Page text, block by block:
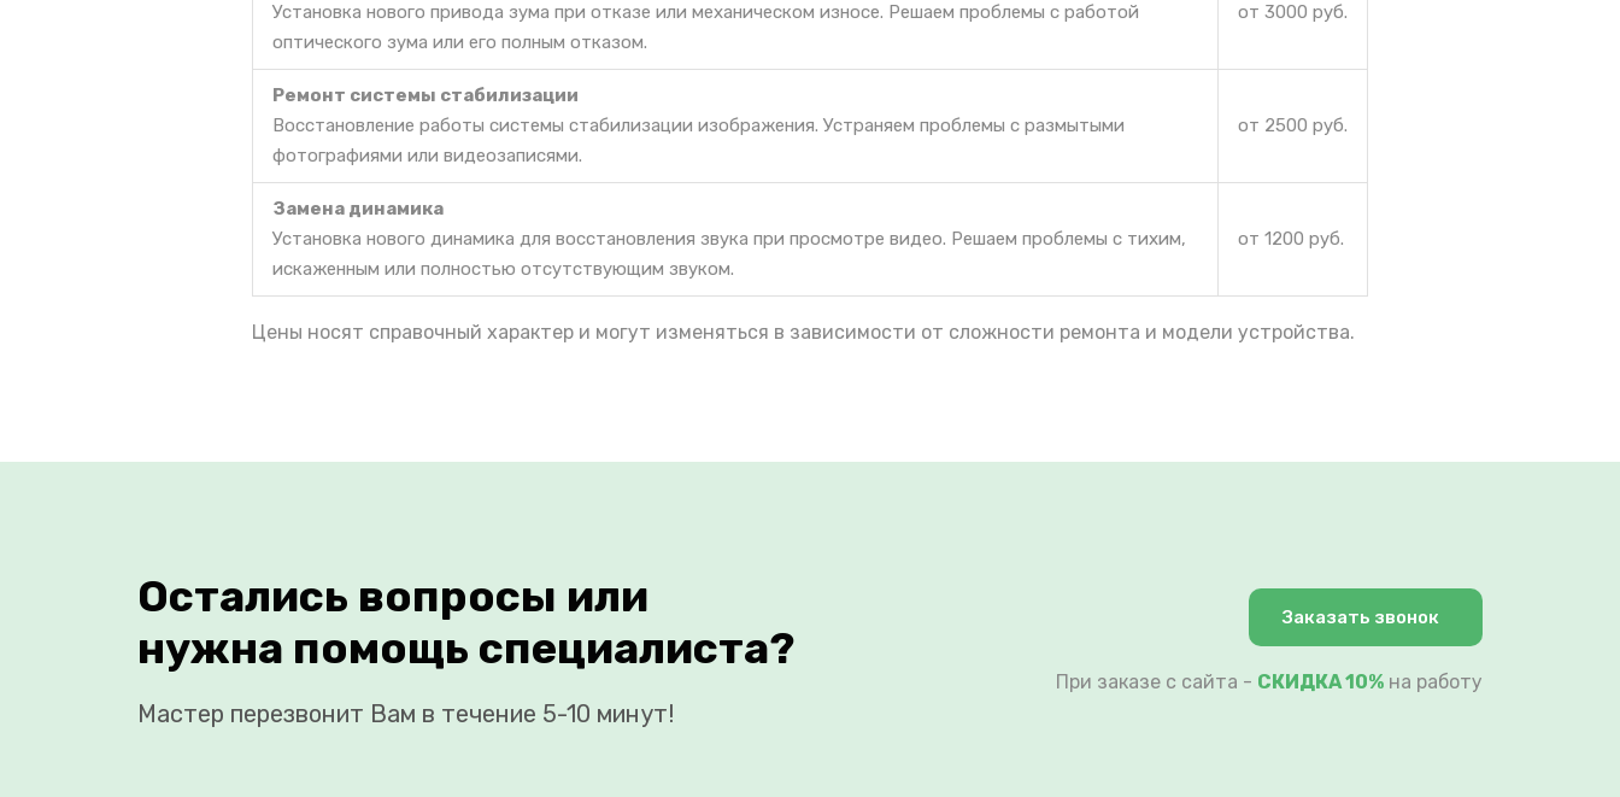
Установка нового привода зума при отказе или механическом износе. Решаем проблемы с работой
оптического зума или его полным отказом.
от 3000 руб.
Ремонт системы стабилизации
Восстановление работы системы стабилизации изображения. Устраняем проблемы с размытыми
фотографиями или видеозаписями.
от 2500 руб.
Замена динамика
Установка нового динамика для восстановления звука при просмотре видео. Решаем проблемы с тихим,
искаженным или полностью отсутствующим звуком.
от 1200 руб.
Цены носят справочный характер и могут изменяться в зависимости от сложности ремонта и модели устройства.
Остались вопросы или
нужна помощь специалиста?
Мастер перезвонит Вам в течение 5-10 минут!
Заказать звонок
При заказе с сайта - СКИДКА 10% на работу